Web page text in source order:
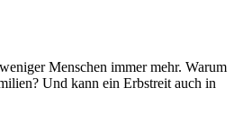
Menschen immer mehr. Warum
Und kann ein Erbstreit auch in